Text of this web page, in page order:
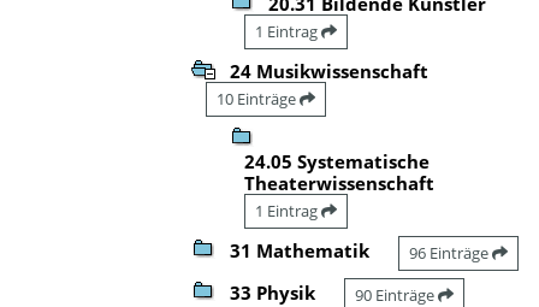
1 Eintrag
24 Musikwissenschaft
10 Einträge
24.05 Systematische
Theaterwissenschaft
1 Eintrag
31 Mathematik 96 Einträge
33 Physik 90 Einträge